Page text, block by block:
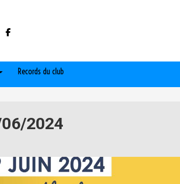
Records du club
2024